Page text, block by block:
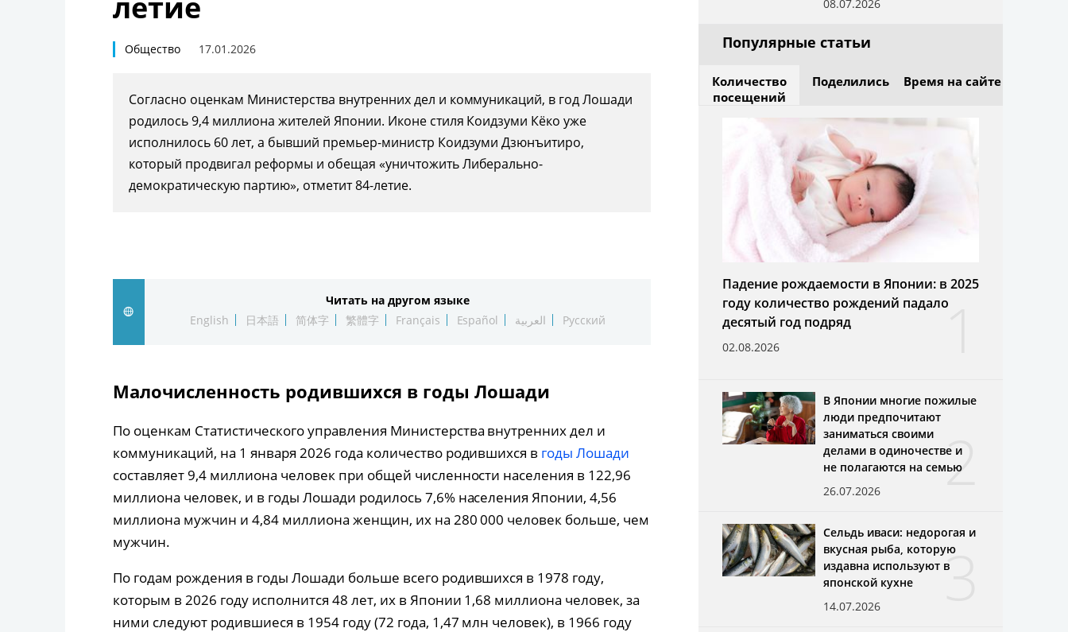
Общество 17.01.2026
Согласно оценкам Министерства внутренних дел и коммуникаций, в год Лошади
родилось 9,4 миллиона жителей Японии. Иконе стиля Коидзуми Кёко уже
исполнилось 60 лет, а бывший премьер-министр Коидзуми Дзюнъитиро,
который продвигал реформы и обещая «уничтожить Либерально-
демократическую партию», отметит 84-летие.
Читать на другом языке
English
日本語 简体字 繁體字 Français Español العربية Русский
Малочисленность родившихся в годы Лошади
По оценкам Статистического управления Министерства внутренних дел и
коммуникаций, на 1 января 2026 года количество родившихся в годы Лошади
составляет 9,4 миллиона человек при общей численности населения в 122,96
миллиона человек, и в годы Лошади родилось 7,6% населения Японии, 4,56
миллиона мужчин и 4,84 миллиона женщин, их на 280 000 человек больше, чем
мужчин.
По годам рождения в годы Лошади больше всего родившихся в 1978 году,
которым в 2026 году исполнится 48 лет, их в Японии 1,68 миллиона человек, за
ними следуют родившиеся в 1954 году (72 года, 1,47 млн человек), в 1966 году
08.07.2026
Популярные статьи
Количество
посещений
Поделились Время на сайте
1
Падение рождаемости в Японии: в 2025
году количество рождений падало
десятый год подряд
02.08.2026
2
В Японии многие пожилые
люди предпочитают
заниматься своими
делами в одиночестве и
не полагаются на семью
26.07.2026
3
Сельдь иваси: недорогая и
вкусная рыба, которую
издавна используют в
японской кухне
14.07.2026